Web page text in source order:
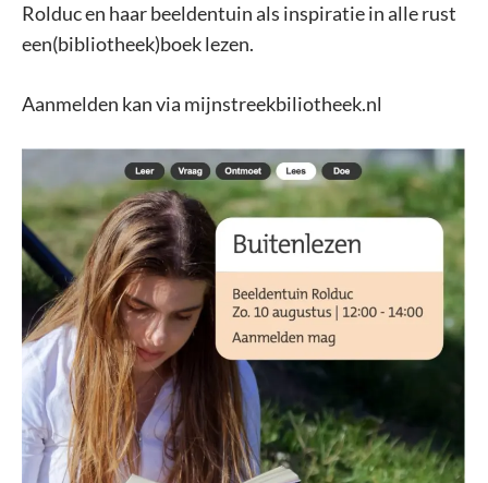
Rolduc en haar beeldentuin als inspiratie in alle rust
een(bibliotheek)boek lezen.
Aanmelden kan via mijnstreekbiliotheek.nl